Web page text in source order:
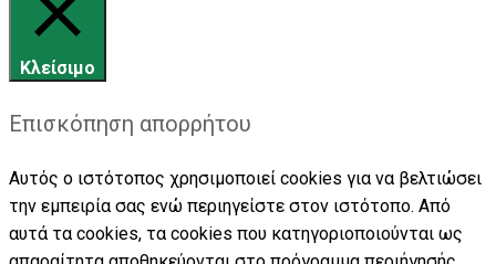
Κλείσιμο
Επισκόπηση απορρήτου
Αυτός ο ιστότοπος χρησιμοποιεί cookies για να βελτιώσει
την εμπειρία σας ενώ περιηγείστε στον ιστότοπο. Από
αυτά τα cookies, τα cookies που κατηγοριοποιούνται ως